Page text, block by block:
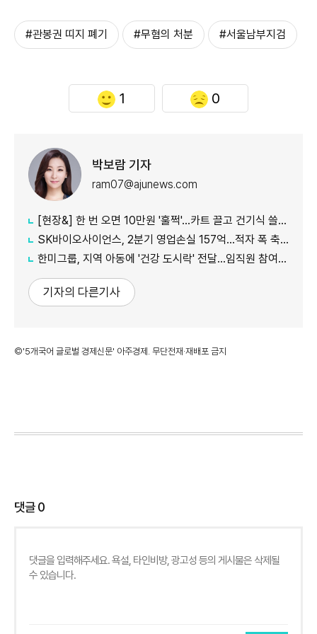
#관봉권 띠지 폐기 #무혐의 처분 #서울남부지검
1 0
박보람 기자
ram07@ajunews.com
[현장&] 한 번 오면 10만원 '훌쩍'…카트 끌고 건기식 쓸어담는 '약 쇼핑'
SK바이오사이언스, 2분기 영업손실 157억…적자 폭 축소, IDT 실적 개선 영향
한미그룹, 지역 아동에 '건강 도시락' 전달…임직원 참여 나눔 실천
기자의 다른기사
©'5개국어 글로벌 경제신문' 아주경제. 무단전재·재배포 금지
댓글0